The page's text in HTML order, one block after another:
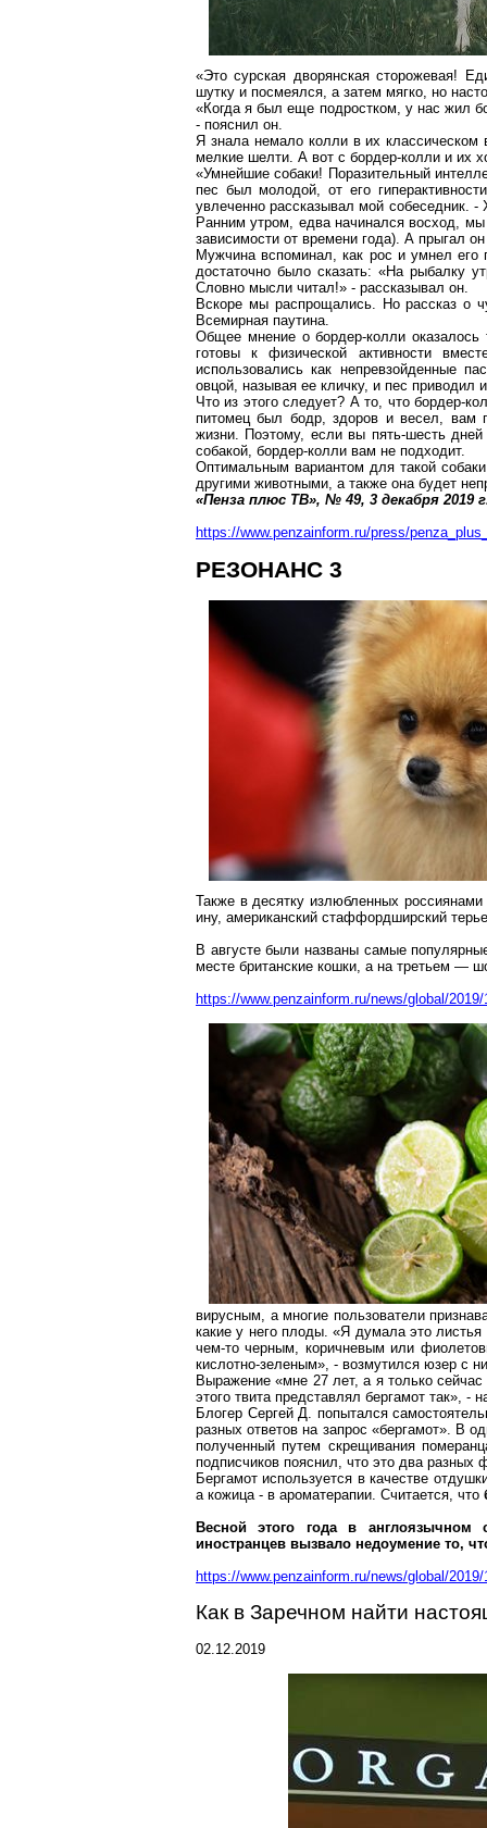
«Этосурская дворянскаясторожевая!
шутку и посмеялся, а затем мягко, но
«Когда я был еще подростком, у нас жил
- пояснил он.
Я знала немало колли в их классическом
мелкие шелти. А вот с бордер-колли и их
«Умнейшие собаки! Поразительный
пес был молодой,от его гиперактивности
увлеченно рассказывал мой собеседник.
Ранним утром, едва начинался восход,
зависимости от времени года). А прыгал
Мужчина вспоминал, как рос и умнел его
достаточно было сказать: «На рыбалку
Словно мысли читал!» - рассказывал он.
Вскоре мы распрощались. Но рассказ о
Всемирная паутина.
Общее мнение обордер-колли
готовы к физической активности
использовались как непревзойденные
овцой, называя ее кличку, и пес приводил
Что из этого следует? А то, что бордер-
питомец был бодр, здоров и весел, вам
жизни. Поэтому, если вы пять-шесть
собакой, бордер-колли вам не подходит.
Оптимальным вариантом для такой
другими животными, а также она будет
«Пенза плюс ТВ», № 49, 3 декабря2019 г
https://www.penzainform.ru/press/
РЕЗОНАНС 3
Также в десятку излюбленных
ину, американский стаффордширский
В августе были названы самые
месте британские кошки, а на третьем —
https://www.penzainform.ru/news/global/
вирусным, а многие пользователи
какие у него плоды. «Я думала этолистья
чем-то черным, коричневым или
кислотно-зеленым», - возмутился юзер с
Выражение «мне 27 лет, а я только
этого твитапредставлял бергамот так», -
Блогер Сергей Д. попытался
разных ответов на запрос «бергамот». В
полученный путем скрещивания
подписчиков пояснил, что это два разных
Бергамот используется в качестве
а кожица - в ароматерапии. Считается, что
Весной этого года в англоязычном
иностранцев вызвало недоумение то,
https://www.penzainform.ru/news/global/
Как в Заречном найти
02.12.2019